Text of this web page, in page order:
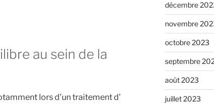
au sein de la
lors d’un traitement d’
décembre
novembre
octobre 2023
septembre
août 2023
juillet 2023